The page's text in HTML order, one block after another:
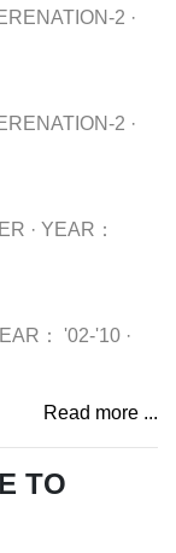
2 ·
2 ·
· YEAR：
： '02-'10 ·
Read more ...
TO